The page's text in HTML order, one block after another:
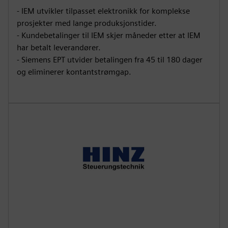
- IEM utvikler tilpasset elektronikk for komplekse
prosjekter med lange produksjonstider.
- Kundebetalinger til IEM skjer måneder etter at IEM
har betalt leverandører.
- Siemens EPT utvider betalingen fra 45 til 180 dager
og eliminerer kontantstrømgap.